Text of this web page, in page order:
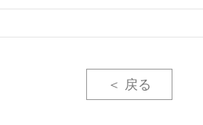
＜ 戻る